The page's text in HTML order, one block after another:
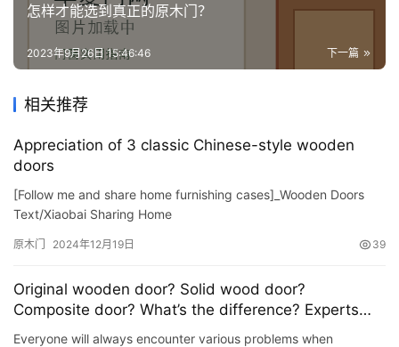
怎样才能选到真正的原木门？
下一篇
2023年9月26日 15:46:46
相关推荐
Appreciation of 3 classic Chinese-style wooden
doors
[Follow me and share home furnishing cases]_Wooden Doors
Text/Xiaobai Sharing Home
原木门 2024年12月19日 39
Original wooden door? Solid wood door?
Composite door? What’s the difference? Experts
won’t tell you.
Everyone will always encounter various problems when